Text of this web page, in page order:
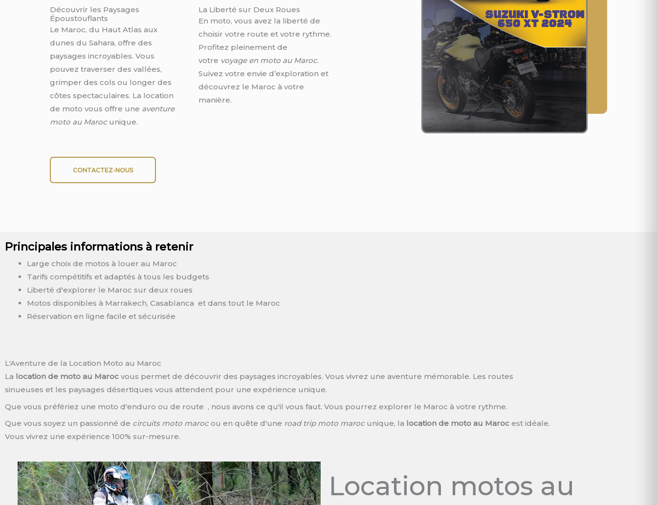
Découvrir les Paysages
Époustouflants
Le Maroc, du Haut Atlas aux
dunes du Sahara, offre des
paysages incroyables. Vous
pouvez traverser des vallées,
grimper des cols ou longer des
côtes spectaculaires. La location
de moto vous offre une aventure
moto au Marocunique.
La Liberté sur Deux Roues
En moto, vous avez la liberté de
choisir votre route et votre rythme.
Profitez pleinement de
votre voyage en moto au Maroc.
Suivez votre envie d’exploration et
découvrez le Maroc à votre
manière.
CONTACTEZ-NOUS
Principales informations à retenir
Large choix de motos à louer au Maroc
Tarifs compétitifs et adaptés à tous les budgets
Liberté d'explorer le Maroc sur deux roues
Motos disponibles à Marrakech, Casablanca et dans tout le Maroc
Réservation en ligne facile et sécurisée
L'Aventure de la Location Moto au Maroc
La location de moto au Maroc vous permet de découvrir des paysages incroyables. Vous vivrez une aventure mémorable. Les routes
sinueuses et les paysages désertiques vous attendent pour une expérience unique.
Que vous préfériez une moto d'enduro ou de route , nous avons ce qu'il vous faut. Vous pourrez explorer le Maroc à votre rythme.
Que vous soyez un passionné de circuits moto marocou en quête d'une road trip moto marocunique, la location de moto au Maroc est idéale.
Vous vivrez une expérience 100% sur-mesure.
Location motos au